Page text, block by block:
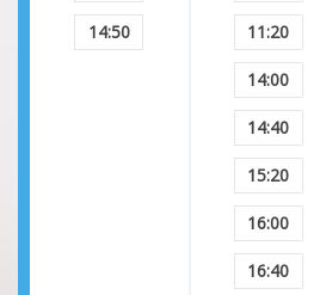
14:50 11:20
14:00
14:40
15:20
16:00
16:40